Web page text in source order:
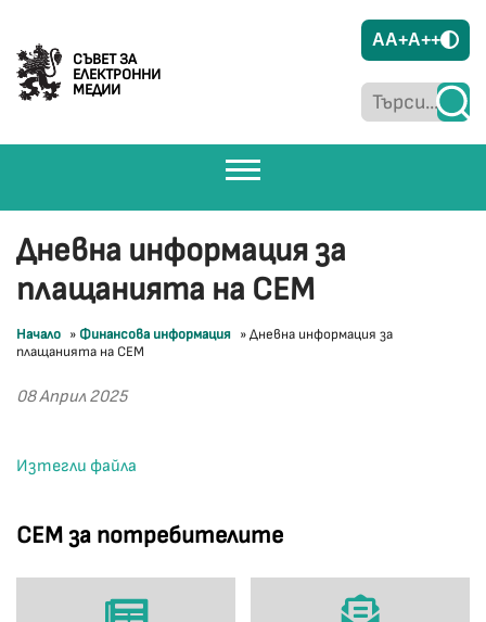
СЪВЕТ ЗА
ЕЛЕКТРОННИ
МЕДИИ
AA+A++
СЕМ за потребителите
Дневна информация за
плащанията на СЕМ
Начало » Финансова информация »Дневна информация за
плащанията на СЕМ
08 Април 2025
Изтегли файла